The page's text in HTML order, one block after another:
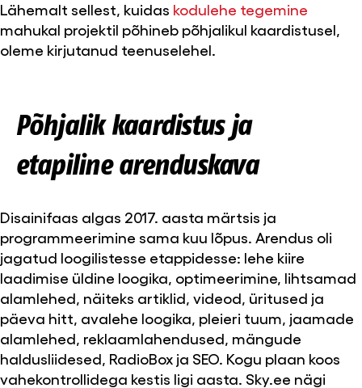
Lähemalt sellest, kuidas kodulehe tegemine
mahukal projektil põhineb põhjalikul kaardistusel,
oleme kirjutanud teenuselehel.
Põhjalik kaardistus ja
etapiline arenduskava
Disainifaas algas 2017. aasta märtsis ja
programmeerimine sama kuu lõpus. Arendus oli
jagatud loogilistesse etappidesse: lehe kiire
laadimise üldine loogika, optimeerimine, lihtsamad
alamlehed, näiteks artiklid, videod, üritused ja
päeva hitt, avalehe loogika, pleieri tuum, jaamade
alamlehed, reklaamlahendused, mängude
haldusliidesed, RadioBox ja SEO. Kogu plaan koos
vahekontrollidega kestis ligi aasta. Sky.ee nägi